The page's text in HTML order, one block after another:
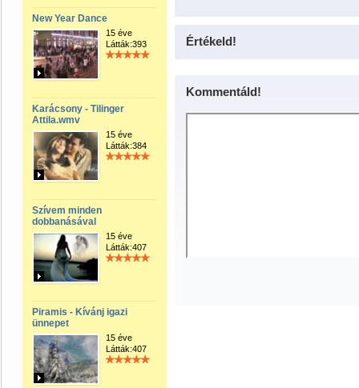
New Year Dance
15 éve
Látták:393
Karácsony - Tilinger
Attila.wmv
15 éve
Látták:384
Szívem minden
dobbanásával
15 éve
Látták:407
Piramis - Kívánj igazi
ünnepet
15 éve
Látták:407
Értékeld!
Kommentáld!